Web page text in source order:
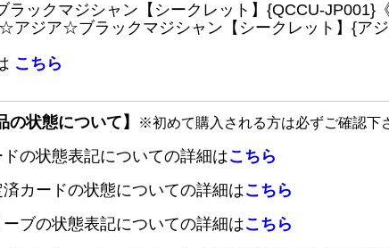
ラックマジシャン【シークレット】{QCCU-JP001}
アジア☆ブラックマジシャン【シークレット】{アジ
こちら
の状態について】 ※初めて購入される方は必ずご確認下
の状態表記についての詳細はこちら
カードの状態についての詳細はこちら
ブの状態表記についての詳細はこちら